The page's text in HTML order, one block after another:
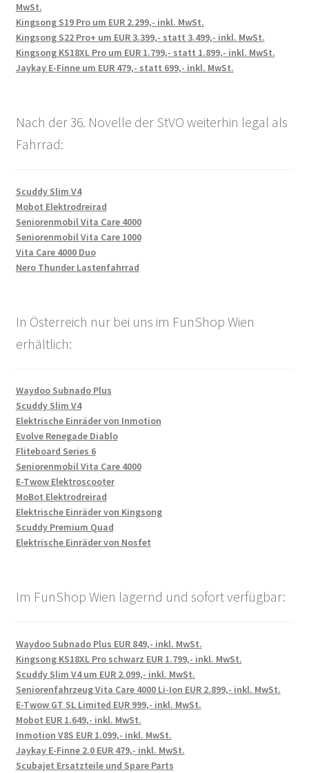
MwSt.
Kingsong S19 Pro um EUR 2.299,- inkl. MwSt.
Kingsong S22 Pro+ um EUR 3.399,- statt 3.499,- inkl. MwSt.
Kingsong KS18XL Pro um EUR 1.799,- statt 1.899,- inkl. MwSt.
Jaykay E-Finne um EUR 479,- statt 699,- inkl. MwSt.
Nach der 36. Novelle der StVO weiterhin legal als
Fahrrad:
Scuddy Slim V4
Mobot Elektrodreirad
Seniorenmobil Vita Care 4000
Seniorenmobil Vita Care 1000
Vita Care 4000 Duo
Nero Thunder Lastenfahrrad
In Österreich nur bei uns im FunShop Wien
erhältlich:
Waydoo Subnado Plus
Scuddy Slim V4
Elektrische Einräder von Inmotion
Evolve Renegade Diablo
Fliteboard Series 6
Seniorenmobil Vita Care 4000
E-Twow Elektroscooter
MoBot Elektrodreirad
Elektrische Einräder von Kingsong
Scuddy Premium Quad
Elektrische Einräder von Nosfet
Im FunShop Wien lagernd und sofort verfügbar:
Waydoo Subnado Plus EUR 849,- inkl. MwSt.
Kingsong KS18XL Pro schwarz EUR 1.799,- inkl. MwSt.
Scuddy Slim V4 um EUR 2.099,- inkl. MwSt.
Seniorenfahrzeug Vita Care 4000 Li-Ion EUR 2.899,- inkl. MwSt.
E-Twow GT SL Limited EUR 999,- inkl. MwSt.
Mobot EUR 1.649,- inkl. MwSt.
Inmotion V8S EUR 1.099,- inkl. MwSt.
Jaykay E-Finne 2.0 EUR 479,- inkl. MwSt.
Scubajet Ersatzteile und Spare Parts